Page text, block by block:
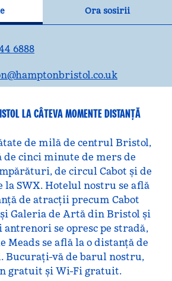
Ora sosirii
6888
@hamptonbristol.co.uk
LA CÂTEVA MOMENTE DISTANȚĂ
de milă de centrul Bristol,
de cinci minute de mers de
de circul Cabot și de
la SWX. Hotelul nostru se află
de atracții precum Cabot
Galeria de Artă din Bristol și
se opresc pe stradă,
Meads se află la o distanță de
Bucurați-vă de barul nostru,
gratuit și Wi-Fi gratuit.